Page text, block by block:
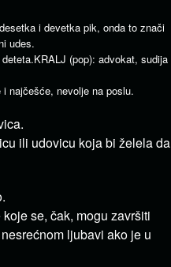
i devetka pik, onda to znači
udes.
(pop): advokat, sudija
najčešće, nevolje na poslu.
ili udovicu koja bi želela da
se, čak, mogu završiti
ljubavi ako je u